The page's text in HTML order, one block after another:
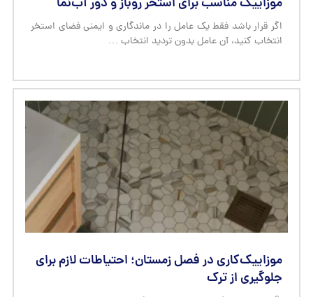
موزاییک‌کاری در فصل زمستان؛ احتیاطات لازم برای
جلوگیری از ترک
اگر تصور می‌کنید اجرای موزاییک در زمستان همیشه به
ترک‌خوردگی ختم می‌شود، باید بدانید که این اتفاق بیشتر از آنکه
…